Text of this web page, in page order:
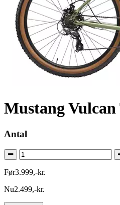
Mustang
Antal
Før3.999,-kr.
Nu2.499,-kr.